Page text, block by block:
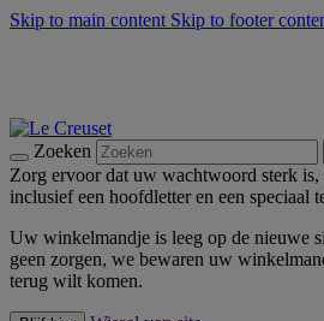
Skip to main content Skip to footer
Zoeken
Zorg ervoor dat uw wachtwoord sterk is,
inclusief een hoofdletter en een speciaal
Uw winkelmandje is leeg op de nieuwe
geen zorgen, we bewaren uw
terug wilt komen.